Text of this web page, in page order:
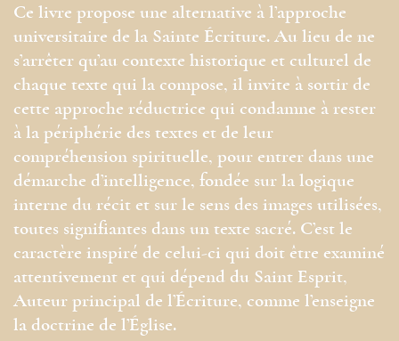
Ce livre propose une alternative à l’approche
universitaire de la Sainte Écriture. Au lieu de ne
s’arrêter qu’au contexte historique et culturel de
chaque texte qui la compose, il invite à sortir de
cette approche réductrice qui condamne à rester
à la périphérie des textes et de leur
compréhension spirituelle, pour entrer dans une
démarche d’intelligence, fondée sur la logique
interne du récit et sur le sens des images utilisées,
toutes signifiantes dans un texte sacré. C’est le
caractère inspiré de celui-ci qui doit être examiné
attentivement et qui dépend du Saint Esprit,
Auteur principal de l’Écriture, comme l’enseigne
la doctrine de l’Église.